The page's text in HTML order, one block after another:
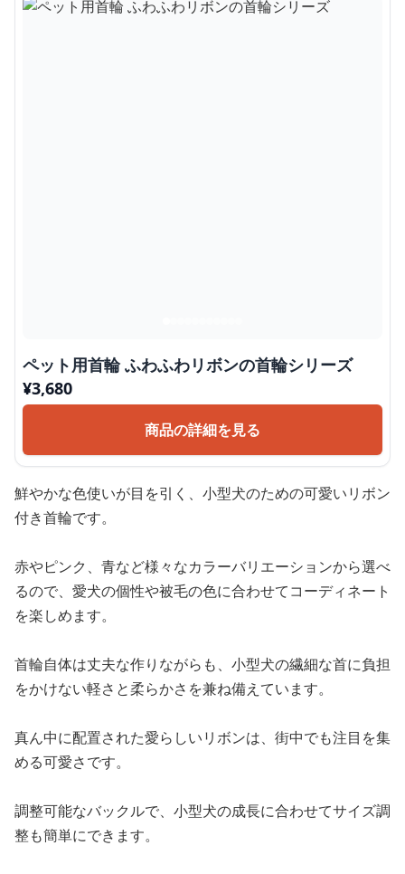
ペット用首輪 ふわふわリボンの首輪シリーズ
¥3,680
商品の詳細を見る
鮮やかな色使いが目を引く、小型犬のための可愛いリボン
付き首輪です。
赤やピンク、青など様々なカラーバリエーションから選べ
るので、愛犬の個性や被毛の色に合わせてコーディネート
を楽しめます。
首輪自体は丈夫な作りながらも、小型犬の繊細な首に負担
をかけない軽さと柔らかさを兼ね備えています。
真ん中に配置された愛らしいリボンは、街中でも注目を集
める可愛さです。
調整可能なバックルで、小型犬の成長に合わせてサイズ調
整も簡単にできます。